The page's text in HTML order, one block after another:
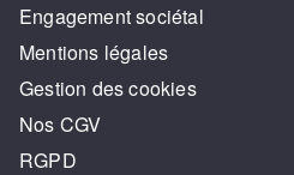
Engagement sociétal
Mentions légales
Gestion des cookies
Nos CGV
RGPD